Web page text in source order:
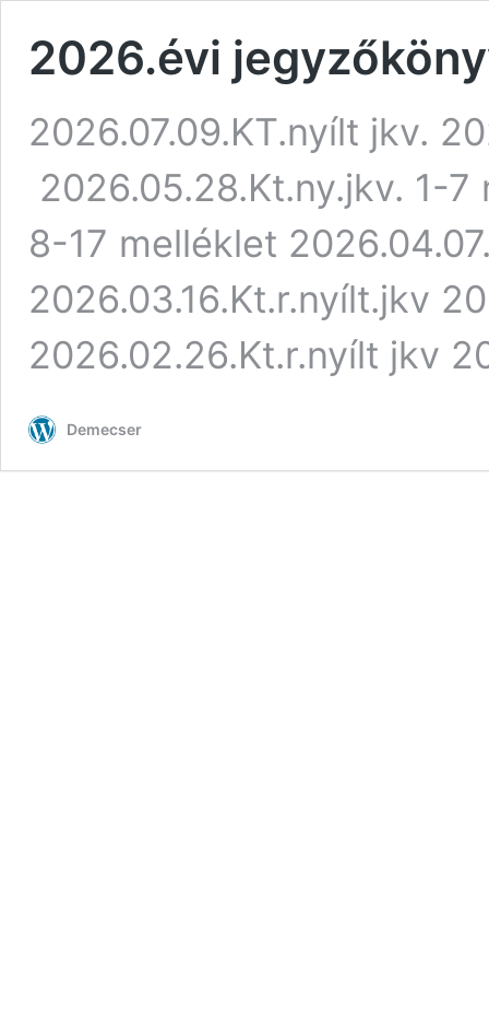
2026.évi
2026.07.09.KT.nyílt jkv.
2026.05.28.Kt.ny.jkv. 1-
8-17 melléklet
2026.03.16.Kt.r.nyílt.jkv
2026.02.26.Kt.r.nyílt
Demecser